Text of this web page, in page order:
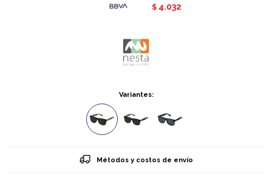
$ 4.032
Variantes:
Métodos y costos de envío